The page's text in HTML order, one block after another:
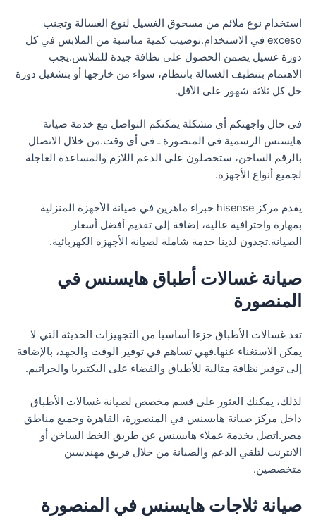
استخدام نوع ملائم من مسحوق الغسيل لنوع الغسالة وتجنب
exceso في الاستخدام.توضيب كمية مناسبة من الملابس في كل
دورة غسيل يضمن الحصول على نظافة جيدة للملابس.يجب
الاهتمام بتنظيف الغسالة بانتظام، سواء من خارجها أو بتشغيل دورة
خل كل ثلاثة شهور على الأقل.
في حال واجهتكم أي مشكلة يمكنكم التواصل مع خدمة صيانة
هايسنس الرسمية في المنصورة ـ في أي وقت.من خلال الاتصال
بالرقم الساخن، ستحصلون على الدعم اللازم والمساعدة العاجلة
لجميع أنواع الأجهزة.
يقدم مركز hisense خبراء ماهرين في صيانة الأجهزة المنزلية
بمهارة واحترافية عالية، إضافة إلى تقديم أفضل أسعار
الصيانة.تجدون لدينا خدمة شاملة لصيانة الأجهزة الكهربائية.
صيانة غسالات أطباق هايسنس في
المنصورة
تعد غسالات الأطباق جزءا أساسيا من التجهيزات الحديثة التي لا
يمكن الاستغناء عنها.فهي تساهم في توفير الوقت والجهد، بالإضافة
إلى توفير نظافة مثالية للأطباق والقضاء على البكتيريا والجراثيم.
لذلك، يمكنك العثور على قسم مخصص لصيانة غسالات الأطباق
داخل مركز صيانة هايسنس في المنصورة، القاهرة وجميع مناطق
مصر.اتصل بخدمة عملاء هايسنس عن طريق الخط الساخن أو
الانترنت لتلقي الدعم والصيانة من خلال فريق مهندسين
متخصصين.
صيانة ثلاجات هايسنس في المنصورة